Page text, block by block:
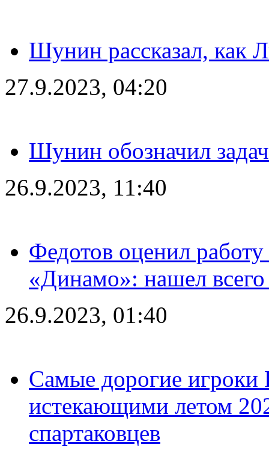
Шунин рассказал, как
27.9.2023, 04:20
Шунин обозначил
26.9.2023, 11:40
Федотов оценил
«Динамо»: нашел
26.9.2023, 01:40
Самые дорогие игроки
истекающими летом
спартаковцев